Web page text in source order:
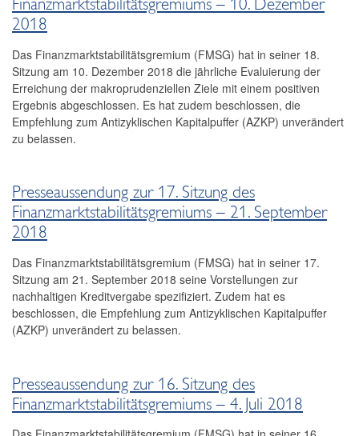
2025
2024
2023
2022
2020
2019
2018
18. Sitzung
17. Sitzung
15. Sitzung
2017
Finanzmarktstabilitätsgremiums – 10. Dezember
2018
Das Finanzmarktstabilitätsgremium (FMSG) hat in seiner 18.
Sitzung am 10. Dezember 2018 die jährliche Evaluierung der
Erreichung der makroprudenziellen Ziele mit einem positiven
Ergebnis abgeschlossen. Es hat zudem beschlossen, die
Empfehlung zum Antizyklischen Kapitalpuffer (AZKP) unverändert
zu belassen.
Presseaussendung zur 17. Sitzung des
Finanzmarktstabilitätsgremiums – 21. September
2018
Das Finanzmarktstabilitätsgremium (FMSG) hat in seiner 17.
Sitzung am 21. September 2018 seine Vorstellungen zur
nachhaltigen Kreditvergabe spezifiziert. Zudem hat es
beschlossen, die Empfehlung zum Antizyklischen Kapitalpuffer
(AZKP) unverändert zu belassen.
Presseaussendung zur 16. Sitzung des
Finanzmarktstabilitätsgremiums – 4. Juli 2018